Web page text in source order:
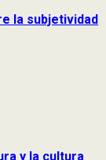
la subjetividad
y la cultura